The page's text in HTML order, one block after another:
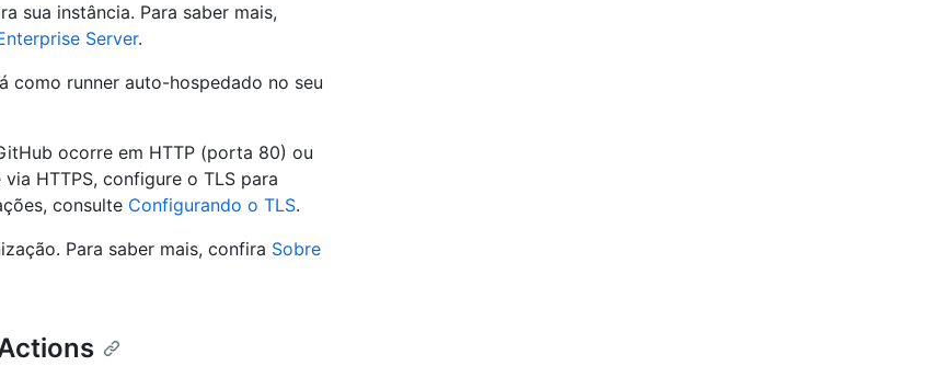
sua instância. Para saber mais,
Server.
como runner auto-hospedado no seu
ocorre em HTTP (porta 80) ou
HTTPS, configure o TLS para
consulte Configurando o TLS.
Para saber mais, confira Sobre